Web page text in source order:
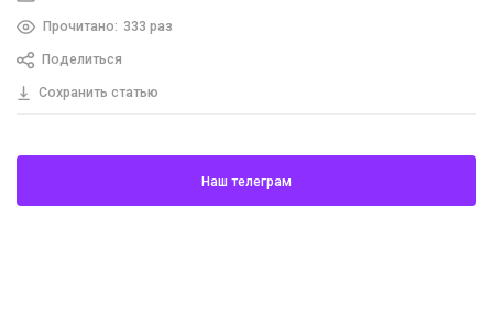
Прочитано: 333 раз
Поделиться
Сохранить статью
Наш телеграм